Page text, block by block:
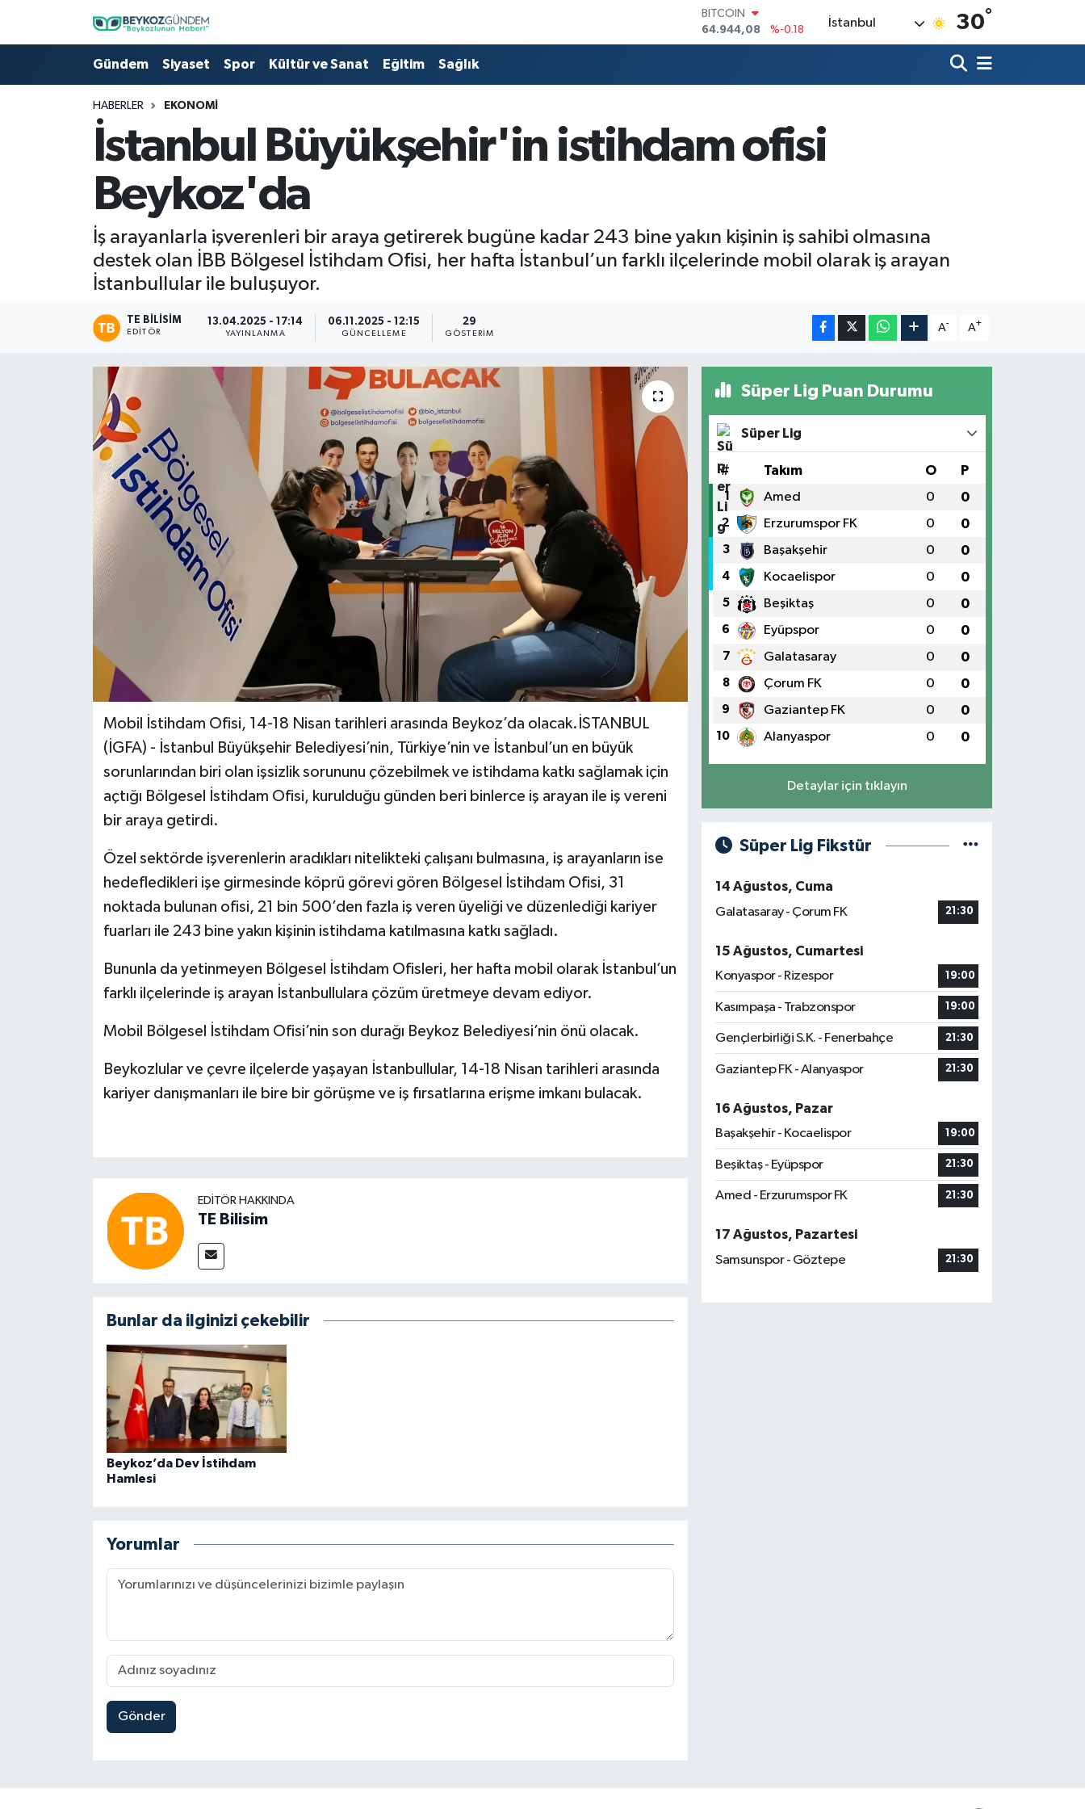
BITCOIN
64.944,08
%-0.18
DOLAR
%0.38
GRAM ALTIN
6660.55
%0.03
İstanbul 30°
Gündem Siyaset Spor Kültür ve Sanat Eğitim Sağlık
HABERLER EKONOMI
İstanbul Büyükşehir'in istihdam ofisi
Beykoz'da
İş arayanlarla işverenleri bir araya getirerek bugüne kadar 243 bine yakın kişinin iş sahibi olmasına
destek olan İBB Bölgesel İstihdam Ofisi, her hafta İstanbul’un farklı ilçelerinde mobil olarak iş arayan
İstanbullular ile buluşuyor.
TE BILISIM
EDITÖR
13.04.2025 - 17:14
YAYINLANMA
06.11.2025 - 12:15
GÜNCELLEME
29
GÖSTERIM
A- A+
Mobil İstihdam Ofisi, 14-18 Nisan tarihleri arasında Beykoz’da olacak.İSTANBUL
(İGFA) - İstanbul Büyükşehir Belediyesi’nin, Türkiye’nin ve İstanbul’un en büyük
sorunlarından biri olan işsizlik sorununu çözebilmek ve istihdama katkı sağlamak için
açtığı Bölgesel İstihdam Ofisi, kurulduğu günden beri binlerce iş arayan ile iş vereni
bir araya getirdi.
Özel sektörde işverenlerin aradıkları nitelikteki çalışanı bulmasına, iş arayanların ise
hedefledikleri işe girmesinde köprü görevi gören Bölgesel İstihdam Ofisi, 31
noktada bulunan ofisi, 21 bin 500’den fazla iş veren üyeliği ve düzenlediği kariyer
fuarları ile 243 bine yakın kişinin istihdama katılmasına katkı sağladı.
Bununla da yetinmeyen Bölgesel İstihdam Ofisleri, her hafta mobil olarak İstanbul’un
farklı ilçelerinde iş arayan İstanbullulara çözüm üretmeye devam ediyor.
Mobil Bölgesel İstihdam Ofisi’nin son durağı Beykoz Belediyesi’nin önü olacak.
Beykozlular ve çevre ilçelerde yaşayan İstanbullular, 14-18 Nisan tarihleri arasında
kariyer danışmanları ile bire bir görüşme ve iş fırsatlarına erişme imkanı bulacak.
EDITÖR HAKKINDA
TE Bilisim
Bunlar da ilginizi çekebilir
Beykoz’da Dev İstihdam
Hamlesi
Yorumlar
Gönder
Süper Lig Puan Durumu
Süper Lig
# Takım O P
1 Amed 0 0
2 Erzurumspor FK 0 0
3 Başakşehir 0 0
4 Kocaelispor 0 0
5 Beşiktaş 0 0
6 Eyüpspor 0 0
7 Galatasaray 0 0
8 Çorum FK 0 0
9 Gaziantep FK 0 0
10 Alanyaspor 0 0
Detaylar için tıklayın
Süper Lig Fikstür
14 Ağustos, Cuma
Galatasaray - Çorum FK
21:30
15 Ağustos, Cumartesi
Konyaspor - Rizespor
19:00
Kasımpaşa - Trabzonspor 19:00
Gençlerbirliği S.K. - Fenerbahçe 21:30
Gaziantep FK - Alanyaspor 21:30
16 Ağustos, Pazar
Başakşehir - Kocaelispor
19:00
Beşiktaş - Eyüpspor 21:30
Amed - Erzurumspor FK 21:30
17 Ağustos, Pazartesi
Samsunspor - Göztepe
21:30
Hava Durumu
Trafik Durumu
Süper Lig Puan Durumu ve Fikstür
Tüm Manşetler
Son Dakika Haberleri
Haber Arşivi